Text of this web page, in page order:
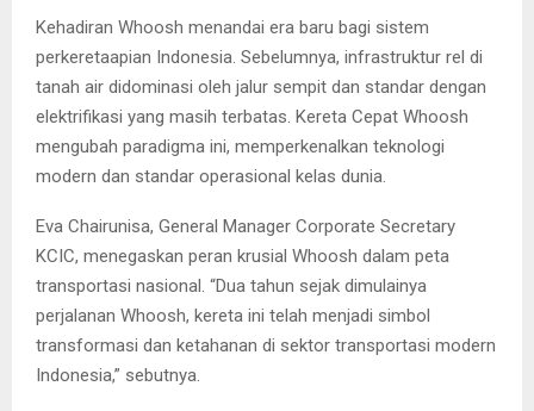
Kehadiran Whoosh menandai era baru bagi sistem
perkeretaapian Indonesia. Sebelumnya, infrastruktur rel di
tanah air didominasi oleh jalur sempit dan standar dengan
elektrifikasi yang masih terbatas. Kereta Cepat Whoosh
mengubah paradigma ini, memperkenalkan teknologi
modern dan standar operasional kelas dunia.
Eva Chairunisa, General Manager Corporate Secretary
KCIC, menegaskan peran krusial Whoosh dalam peta
transportasi nasional. “Dua tahun sejak dimulainya
perjalanan Whoosh, kereta ini telah menjadi simbol
transformasi dan ketahanan di sektor transportasi modern
Indonesia,” sebutnya.